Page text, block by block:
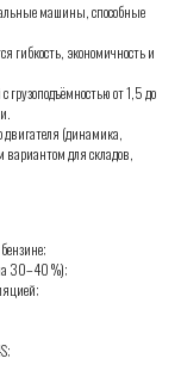
машины, способные
гибкость, экономичность и
грузоподъёмностью от 1,5 до
двигателя (динамика,
вариантом для складов,
30–40 %);